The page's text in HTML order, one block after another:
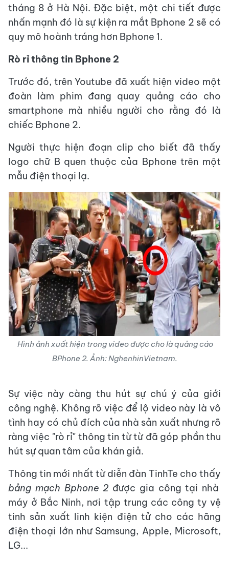
tháng 8 ở Hà Nội. Đặc biệt, một chi tiết được
nhấn mạnh đó là sự kiện ra mắt Bphone 2 sẽ có
quy mô hoành tráng hơn Bphone 1.
Rò rỉ thông tin Bphone 2
Trước đó, trên Youtube đã xuất hiện video một
đoàn làm phim đang quay quảng cáo cho
smartphone mà nhiều người cho rằng đó là
chiếc Bphone 2.
Người thực hiện đoạn clip cho biết đã thấy
logo chữ B quen thuộc của Bphone trên một
mẫu điện thoại lạ.
Hình ảnh xuất hiện trong video được cho là quảng cáo
BPhone 2. Ảnh:NghenhinVietnam.
Sự việc này càng thu hút sự chú ý của giới
công nghệ. Không rõ việc để lộ video này là vô
tình hay có chủ đích của nhà sản xuất nhưng rõ
ràng việc "rò rỉ" thông tin từ từ đã góp phần thu
hút sự quan tâm của khán giả.
Thông tin mới nhất từ diễn đàn TinhTe cho thấy
bảng mạch Bphone 2 được gia công tại nhà
máy ở Bắc Ninh, nơi tập trung các công ty vệ
tinh sản xuất linh kiện điện tử cho các hãng
điện thoại lớn như Samsung, Apple, Microsoft,
LG...